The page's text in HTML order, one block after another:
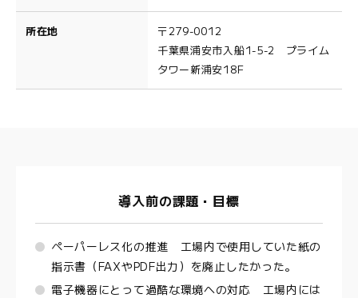
所在地
〒279-0012
千葉県浦安市入船1-5-2 プライム
タワー新浦安18F
導入前の課題・目標
ペーパーレス化の推進 工場内で使用していた紙の
指示書（FAXやPDF出力）を廃止したかった。
電子機器にとって過酷な環境への対応 工場内には